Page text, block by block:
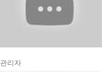
관리자